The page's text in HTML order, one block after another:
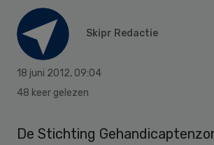
Skipr Redactie
18 juni 2012, 09:04
48 keer gelezen
De Stichting